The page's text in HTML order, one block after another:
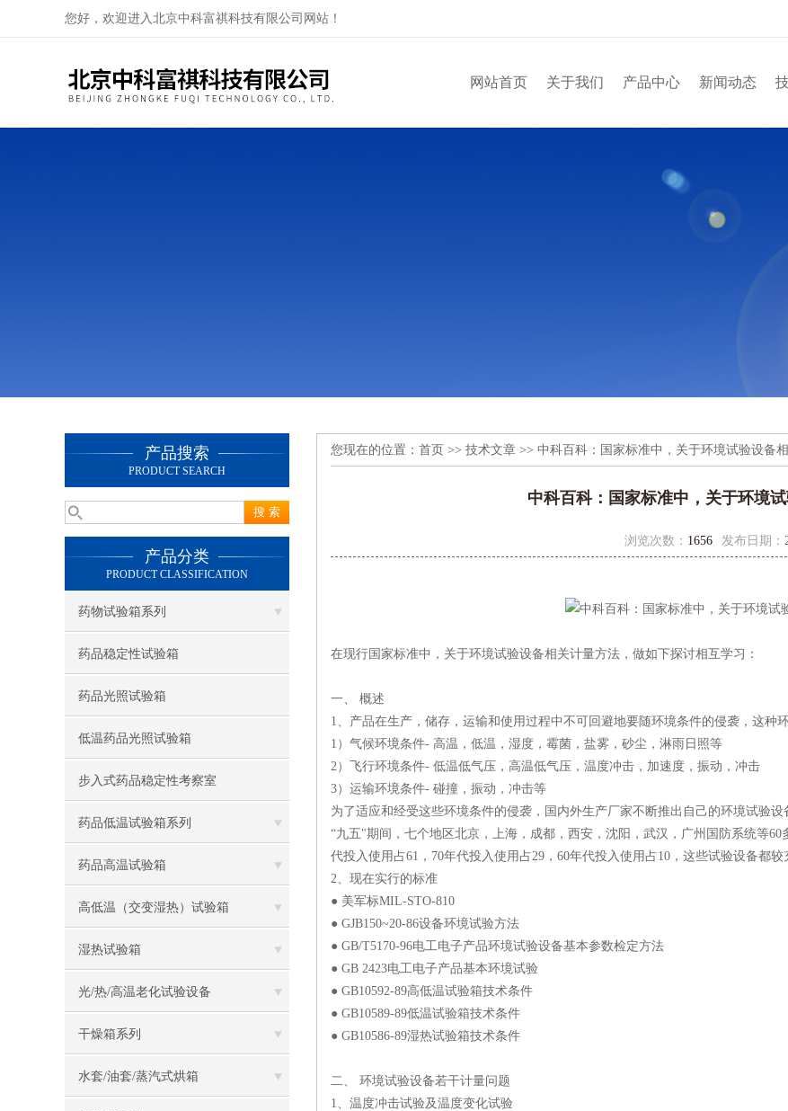
您好，欢迎进入北京中科富祺科技有限公司网站！
网站首页 关于我们 产品中心 新闻动态
产品搜索
PRODUCT SEARCH
产品分类
PRODUCT CLASSIFICATION
药物试验箱系列
药品稳定性试验箱
药品光照试验箱
低温药品光照试验箱
步入式药品稳定性考察室
药品低温试验箱系列
药品高温试验箱
高低温（交变湿热）试验箱
湿热试验箱
光/热/高温老化试验设备
干燥箱系列
水套/油套/蒸汽式烘箱
您现在的位置： 首页 >> 技术文章 >> 中科百科：国家标准中，关于环境试验设备
中科百科：国家标准中，关于环境
浏览次数： 1656 发布日期：
在现行国家标准中，关于环境试验设备相关计量方法，做如下探讨相互学习：
一、 概述
1、产品在生产，储存，运输和使用过程中不可回避地要随环境条件的侵袭，这种
1）气候环境条件- 高温，低温，湿度，霉菌，盐雾，砂尘，淋雨日照等
2）飞行环境条件- 低温低气压，高温低气压，温度冲击，加速度，振动，冲击
3）运输环境条件- 碰撞，振动，冲击等
为了适应和经受这些环境条件的侵袭，国内外生产厂家不断推出自己的环境试验设
“九五"期间，七个地区北京，上海，成都，西安，沈阳，武汉，广州国防系统等
代投入使用占61，70年代投入使用占29，60年代投入使用占10，这些试验设备都较
2、现在实行的标准
● 美军标MIL-STO-810
● GJB150~20-86设备环境试验方法
● GB/T5170-96电工电子产品环境试验设备基本参数检定方法
● GB 2423电工电子产品基本环境试验
● GB10592-89高低温试验箱技术条件
● GB10589-89低温试验箱技术条件
● GB10586-89湿热试验箱技术条件
二、 环境试验设备若干计量问题
1、温度冲击试验及温度变化试验